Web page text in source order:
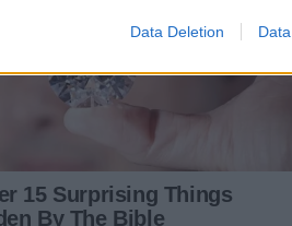
Data Deletion